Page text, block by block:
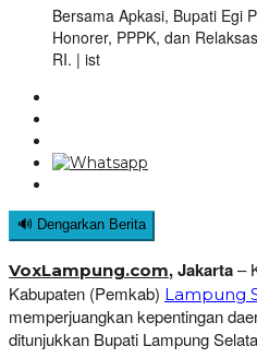
Bersama Apkasi, Bupati Egi
Honorer, PPPK, dan
RI. | ist
🔊 Dengarkan Berita
VoxLampung.com, Jakarta–
Kabupaten (Pemkab) Lampung
memperjuangkan kepentingan
ditunjukkan Bupati Lampung